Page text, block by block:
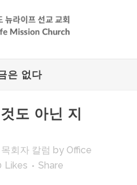
은 없다
도 아닌 지
목회자 칼럼 by Office
Likes Share